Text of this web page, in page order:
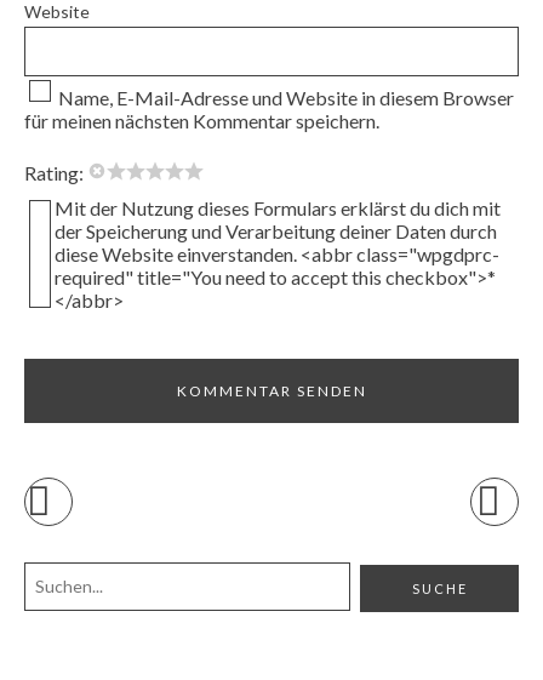
Website
Name, E-Mail-Adresse und Website in diesem Browser
für meinen nächsten Kommentar speichern.
Rating:
Mit der Nutzung dieses Formulars erklärst du dich mit
der Speicherung und Verarbeitung deiner Daten durch
diese Website einverstanden. <abbr class="wpgdprc-
required" title="You need to accept this checkbox">*
</abbr>